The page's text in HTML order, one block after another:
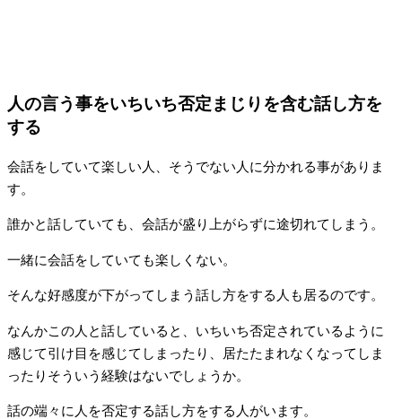
人の言う事をいちいち否定まじりを含む話し方を
する
会話をしていて楽しい人、そうでない人に分かれる事がありま
す。
誰かと話していても、会話が盛り上がらずに途切れてしまう。
一緒に会話をしていても楽しくない。
そんな好感度が下がってしまう話し方をする人も居るのです。
なんかこの人と話していると、いちいち否定されているように
感じて引け目を感じてしまったり、居たたまれなくなってしま
ったりそういう経験はないでしょうか。
話の端々に人を否定する話し方をする人がいます。